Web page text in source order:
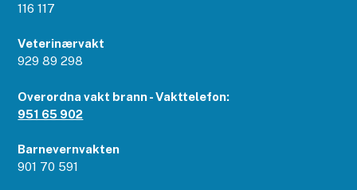
116 117
Veterinærvakt
929 89 298
Overordna vakt brann - Vakttelefon:
951 65 902
Barnevernvakten
901 70 591